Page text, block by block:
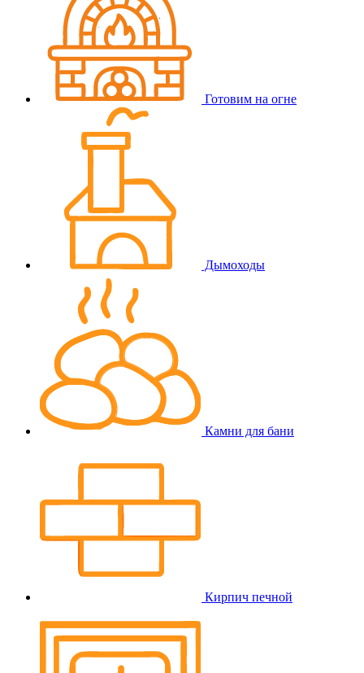
Готовим на огне
Дымоходы
Камни для бани
Кирпич печной